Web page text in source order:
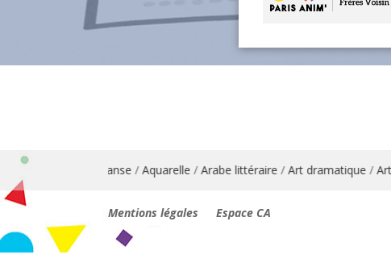
Animation danse/Aquarelle/Arabe littéraire/Art dramatique/Arts
Mentions légales Espace CA